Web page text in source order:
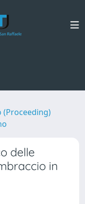
(Proceeding)
delle
in